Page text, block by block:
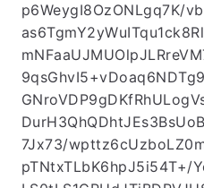
p6WeygI8OzONLgq7K/
7Jx73/
pTNtxTLbK6hpJ5i54T+/